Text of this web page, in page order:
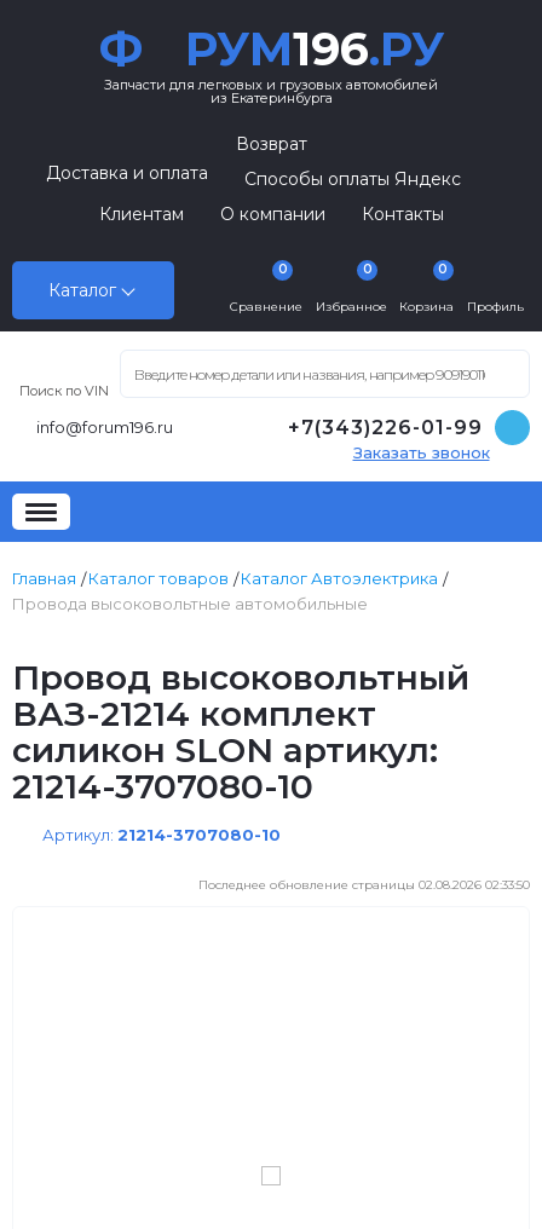
Ф РУМ196.РУ
Запчасти для легковых и грузовых автомобилей
из Екатеринбурга
Каталог
Возврат
Доставка и оплата
Способы оплаты Яндекс
Клиентам
О компании Контакты
Сравнение
0
Избранное
0
Корзина
0
Профиль
Поиск по VIN
info@forum196.ru +7(343)226-01-99
Заказать звонок
Главная Каталог товаров
Каталог Автоэлектрика
Провода высоковольтные автомобильные
Провод высоковольтный
ВАЗ-21214 комплект
силикон SLON артикул:
21214-3707080-10
Артикул: 21214-3707080-10
Последнее обновление страницы 02.08.2026 02:33:50